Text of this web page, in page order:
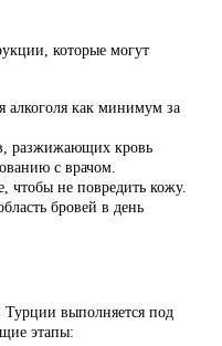
которые могут
алкоголя как минимум за
разжижающих кровь
с врачом.
чтобы не повредить кожу.
бровей в день
выполняется под
этапы: